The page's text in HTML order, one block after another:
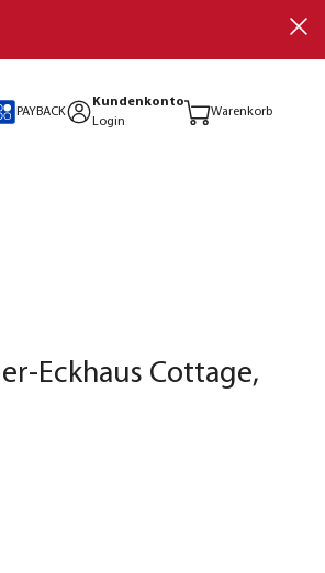
PAYBACK
Kundenkonto
Login
Warenkorb
Eckhaus Cottage,